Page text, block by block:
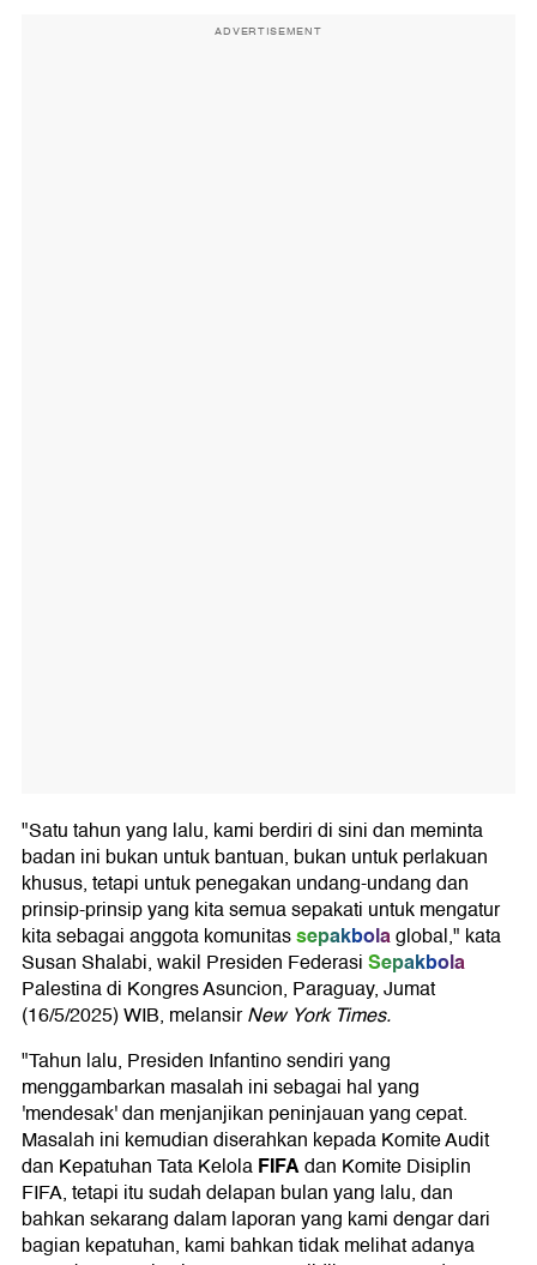
ADVERTISEMENT
"Satu tahun yang lalu, kami berdiri di sini dan meminta
badan ini bukan untuk bantuan, bukan untuk perlakuan
khusus, tetapi untuk penegakan undang-undang dan
prinsip-prinsip yang kita semua sepakati untuk mengatur
kita sebagai anggota komunitassepakbolaglobal," kata
Susan Shalabi, wakil Presiden FederasiSepakbola
Palestina di Kongres Asuncion, Paraguay, Jumat
(16/5/2025) WIB, melansirNew York Times.
"Tahun lalu, Presiden Infantino sendiri yang
menggambarkan masalah ini sebagai hal yang
'mendesak' dan menjanjikan peninjauan yang cepat.
Masalah ini kemudian diserahkan kepada Komite Audit
dan Kepatuhan Tata KelolaFIFAdan Komite Disiplin
FIFA, tetapi itu sudah delapan bulan yang lalu, dan
bahkan sekarang dalam laporan yang kami dengar dari
bagian kepatuhan, kami bahkan tidak melihat adanya